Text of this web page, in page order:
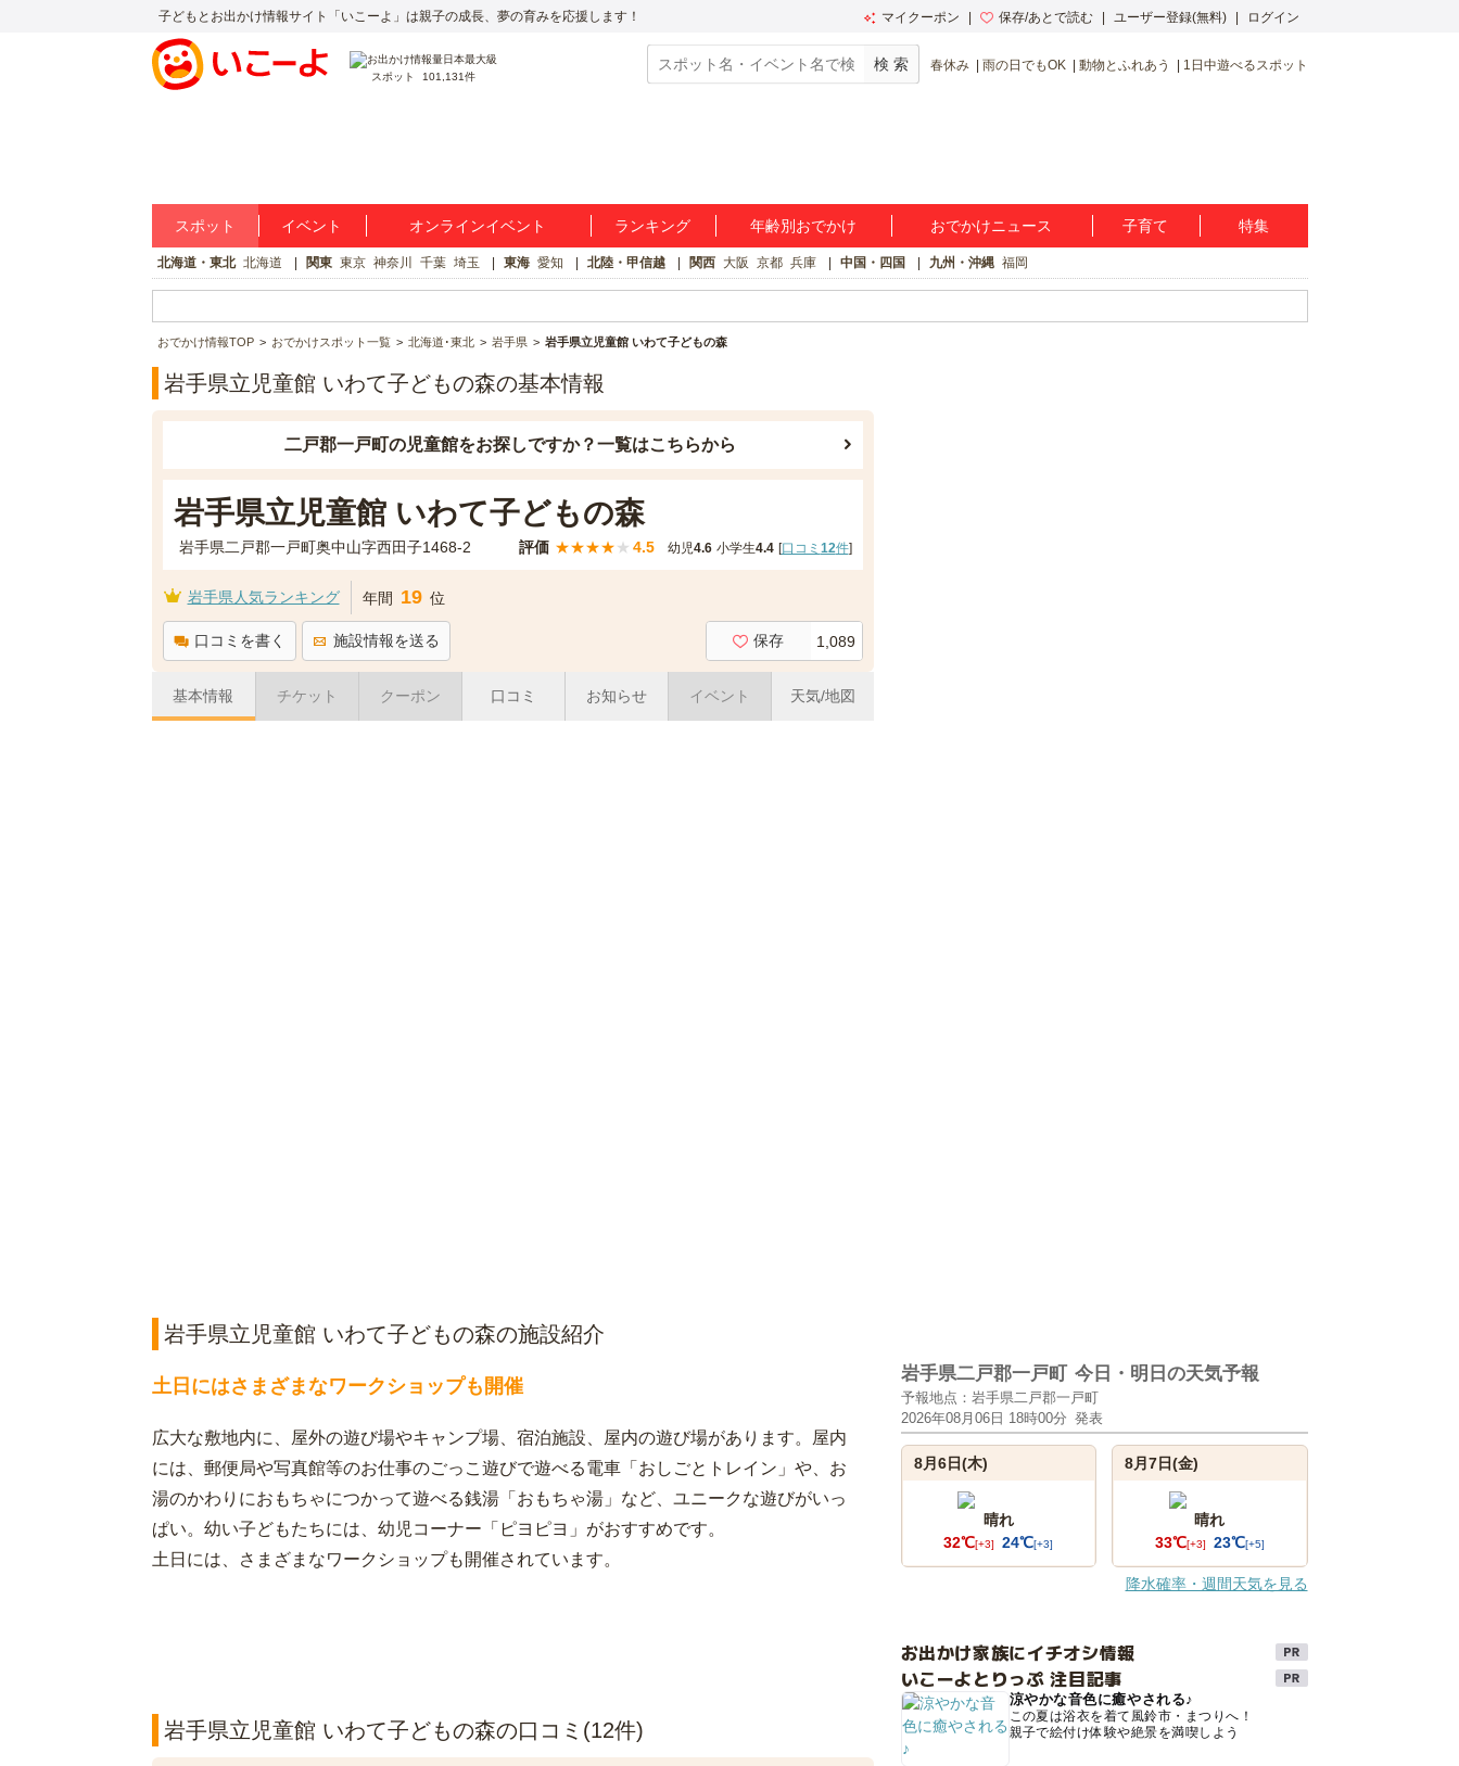
子どもとお出かけ情報サイト「いこーよ」は親子の成長、夢の育みを応援します！ マイクーポン 保存/あとで読む ユーザー登録(無料) ログイン
スポット 101,131件
春休み 雨の日でもOK 動物とふれあう 1日中遊べるスポット
スポット イベント オンラインイベント ランキング 年齢別おでかけ おでかけニュース 子育て 特集
北海道・東北 北海道 関東 東京 神奈川 千葉 埼玉 東海 愛知 北陸・甲信越 関西 大阪 京都 兵庫 中国・四国 九州・沖縄 福岡
おでかけ情報TOP おでかけスポット一覧 北海道･東北 岩手県 岩手県立児童館 いわて子どもの森
岩手県立児童館 いわて子どもの森の基本情報
二戸郡一戸町の児童館をお探しですか？一覧はこちらから
岩手県立児童館 いわて子どもの森
岩手県二戸郡一戸町奥中山字西田子1468-2 評価 ★★★★★ 4.5 幼児4.6 小学生4.4 [口コミ 12件]
岩手県人気ランキング 年間 19 位
口コミを書く 施設情報を送る 保存 1,089
基本情報 チケット クーポン 口コミ お知らせ イベント 天気/地図
岩手県立児童館 いわて子どもの森の施設紹介
土日にはさまざまなワークショップも開催
広大な敷地内に、屋外の遊び場やキャンプ場、宿泊施設、屋内の遊び場があります。屋内
には、郵便局や写真館等のお仕事のごっこ遊びで遊べる電車「おしごとトレイン」や、お
湯のかわりにおもちゃにつかって遊べる銭湯「おもちゃ湯」など、ユニークな遊びがいっ
ぱい。幼い子どもたちには、幼児コーナー「ピヨピヨ」がおすすめです。
土日には、さまざまなワークショップも開催されています。
岩手県立児童館 いわて子どもの森の口コミ(12件)
岩手県二戸郡一戸町 今日・明日の天気予報
予報地点：岩手県二戸郡一戸町
2026年08月06日 18時00分 発表
8月6日(木)
晴れ
32℃[+3] 24℃[+3]
8月7日(金)
晴れ
33℃[+3] 23℃[+5]
降水確率・週間天気を見る
お出かけ家族にイチオシ情報
いこーよとりっぷ 注目記事
涼やかな音色に癒やされる♪
この夏は浴衣を着て風鈴市・まつりへ！
親子で絵付け体験や絶景を満喫しよう